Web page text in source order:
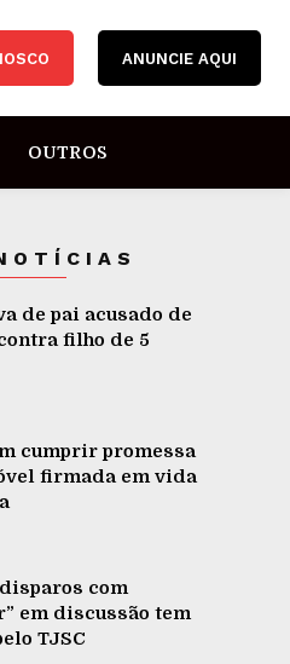
ANUNCIE AQUI
OUTROS
de pai acusado de
filho de 5
cumprir promessa
firmada em vida
com
em discussão tem
TJSC